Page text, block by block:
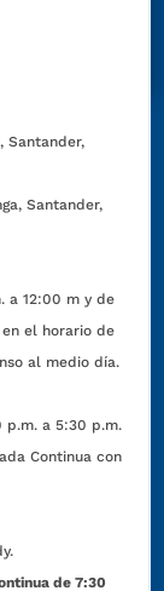
Santander,
Santander,
a 12:00 m y de
el horario de
al medio día.
a 5:30 p.m.
Continua con
de 7:30